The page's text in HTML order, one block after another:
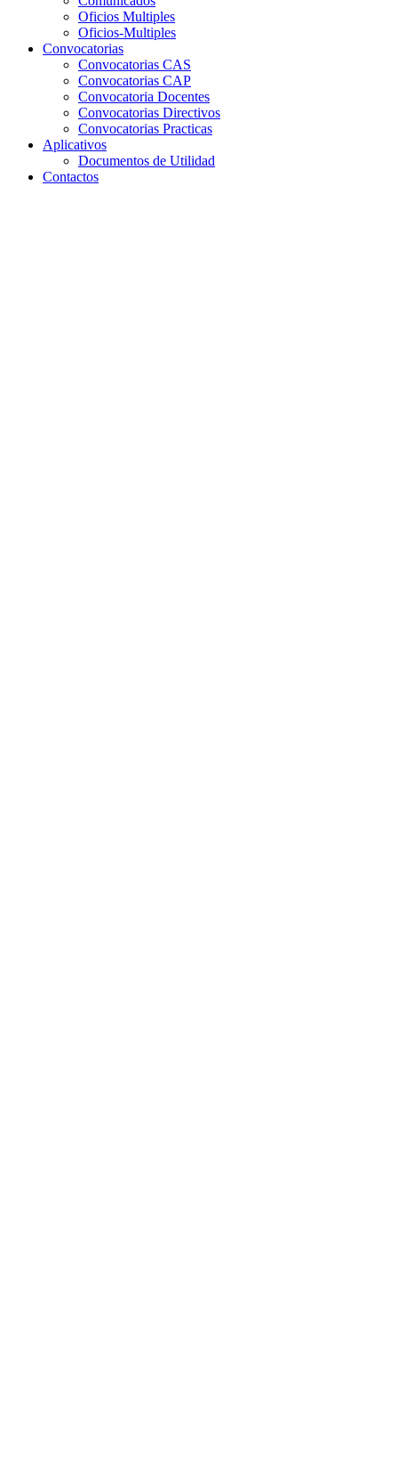
Oficios Multiples
Oficios-Multiples
Convocatorias
Convocatorias CAS
Convocatorias CAP
Convocatoria Docentes
Convocatorias Directivos
Convocatorias Practicas
Aplicativos
Documentos de Utilidad
Contactos